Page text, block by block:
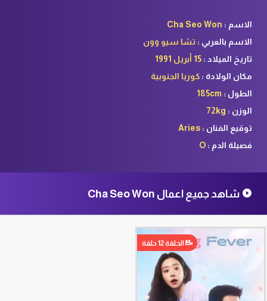
الاسم : Cha Seo Won
الاسم بالعربي : تشا سيو وون
تاريخ الميلاد : 15 أبريل 1991
مكان الولادة : كوريا الجنوبية
الطول : 185cm
الوزن : 72kg
توقيع الفنان : Aries
فصيلة الدم : O
شاهد جميع اعمال Cha Seo Won
الحلقة 12 حلقة